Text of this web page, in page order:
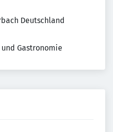
Deutschland
Gastronomie